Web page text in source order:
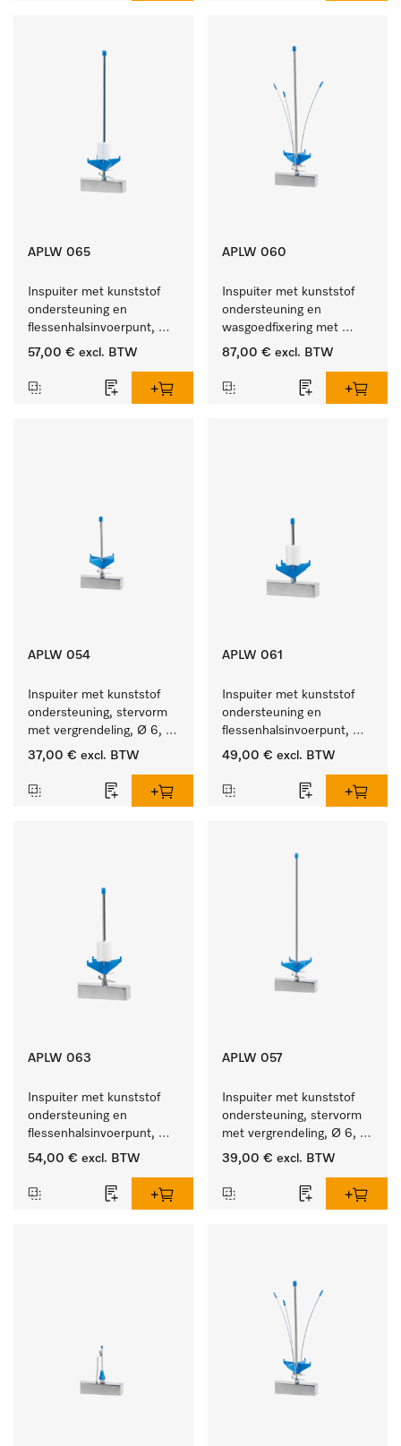
APLW 065
Inspuiter met kunststof
ondersteuning en
flessenhalsinvoerpunt,
ster, Ø 6, lengte 275 mm.
57,00 € excl. BTW
APLW 060
Inspuiter met kunststof
ondersteuning en
wasgoedfixering met
vergr., Ø 6, lengte
87,00 € excl. BTW
APLW 054
Inspuiter met kunststof
ondersteuning, stervorm
met vergrendeling, Ø 6,
lengte 135 mm.
37,00 € excl. BTW
APLW 061
Inspuiter met kunststof
ondersteuning en
flessenhalsinvoerpunt,
ster, Ø 6, lengte 115 mm.
49,00 € excl. BTW
APLW 063
Inspuiter met kunststof
ondersteuning en
flessenhalsinvoerpunt,
ster, Ø 6, lengte 175 mm.
54,00 € excl. BTW
APLW 057
Inspuiter met kunststof
ondersteuning, stervorm
met vergrendeling, Ø 6,
lengte 275 mm.
39,00 € excl. BTW